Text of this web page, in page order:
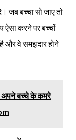
जब बच्चा सो जाए तो
ऐसा करने पर बच्चों
और वे समझदार होने
अपने बच्चे के कमरे